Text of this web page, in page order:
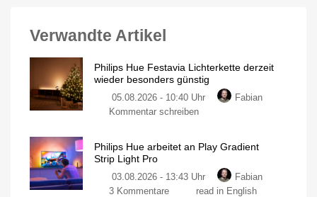
Verwandte Artikel
Philips Hue Festavia Lichterkette derzeit
wieder besonders günstig
05.08.2026 - 10:40 Uhr
Fabian
Kommentar schreiben
Philips Hue arbeitet an Play Gradient
Strip Light Pro
03.08.2026 - 13:43 Uhr
Fabian
3 Kommentare
read in English